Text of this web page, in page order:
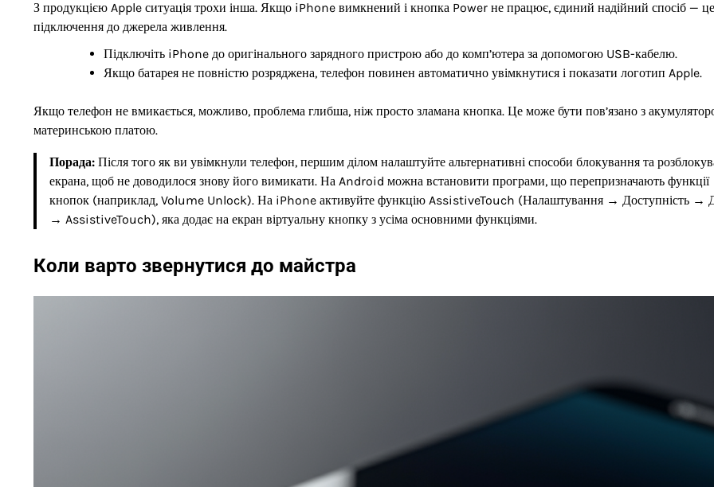
З продукцією Apple ситуація трохи інша. Якщо iPhone вимкнений і кнопка Power не працює, єдиний надійний спосіб — це
підключення до джерела живлення.
Підключіть iPhone до оригінального зарядного пристрою або до комп’ютера за допомогою USB-кабелю.
Якщо батарея не повністю розряджена, телефон повинен автоматично увімкнутися і показати логотип Apple.
Якщо телефон не вмикається, можливо, проблема глибша, ніж просто зламана кнопка. Це може бути пов’язано з
материнською платою.
Порада: Після того як ви увімкнули телефон, першим ділом налаштуйте альтернативні способи блокування та
екрана, щоб не доводилося знову його вимикати. На Android можна встановити програми, що перепризначають функції
кнопок (наприклад, Volume Unlock). На iPhone активуйте функцію AssistiveTouch (Налаштування → Доступність →
→ AssistiveTouch), яка додає на екран віртуальну кнопку з усіма основними функціями.
Коли варто звернутися до майстра